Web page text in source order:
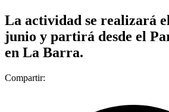
La actividad se realizará
junio y partirá desde el
en La Barra.
Compartir: